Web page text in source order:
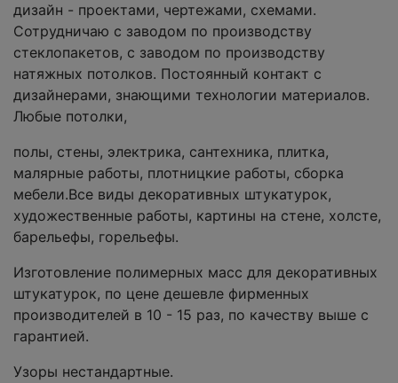
дизайн - проектами, чертежами, схемами.
Сотрудничаю с заводом по производству
стеклопакетов, с заводом по производству
натяжных потолков. Постоянный контакт с
дизайнерами, знающими технологии материалов.
Любые потолки,
полы, стены, электрика, сантехника, плитка,
малярные работы, плотницкие работы, сборка
мебели.Все виды декоративных штукатурок,
художественные работы, картины на стене, холсте,
барельефы, горельефы.
Изготовление полимерных масс для декоративных
штукатурок, по цене дешевле фирменных
производителей в 10 - 15 раз, по качеству выше с
гарантией.
Узоры нестандартные.